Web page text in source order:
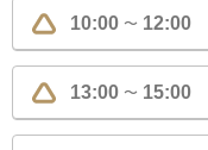
10:00 〜 12:00
13:00 〜 15:00